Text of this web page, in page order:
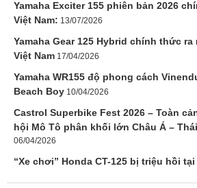
Yamaha Exciter 155 phiên bản 2026
Việt Nam: 13/07/2026
Yamaha Gear 125 Hybrid chính thức
Việt Nam 17/04/2026
Yamaha WR155 độ phong cách
Beach Boy 10/04/2026
Castrol Superbike Fest 2026 – Toàn
hội Mô Tô phân khối lớn Châu Á –
06/04/2026
“Xe chơi” Honda CT-125 bị triệu hồi tại